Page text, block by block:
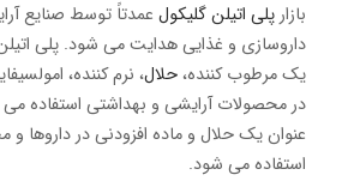
بازارپلی اتیلن گلیکول عمدتاً توسط صنایع
داروسازی و غذایی هدایت می شود. پلی
یک مرطوب کننده،حلال، نرم کننده،
در محصولات آرایشی و بهداشتی استفاده
عنوان یک حلال و ماده افزودنی در داروها
استفاده می شود.